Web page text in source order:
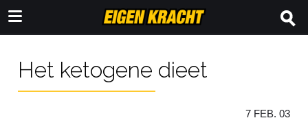
Het ketogene dieet
7 FEB. 03